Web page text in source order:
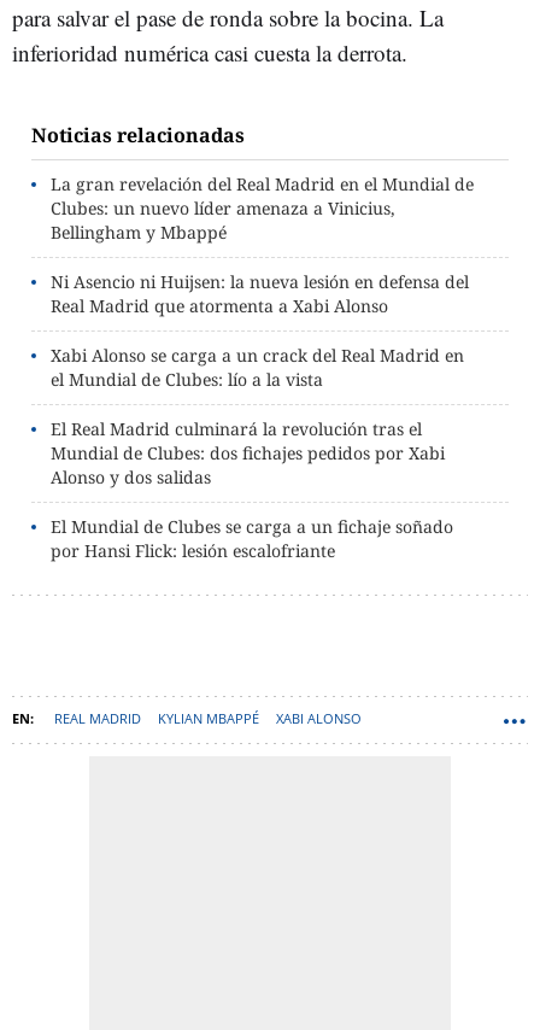
para salvar el pase de ronda sobre la bocina. La
inferioridad numérica casi cuesta la derrota.
Noticias relacionadas
La gran revelación del Real Madrid en el Mundial de
Clubes: un nuevo líder amenaza a Vinicius,
Bellingham y Mbappé
Ni Asencio ni Huijsen: la nueva lesión en defensa del
Real Madrid que atormenta a Xabi Alonso
Xabi Alonso se carga a un crack del Real Madrid en
el Mundial de Clubes: lío a la vista
El Real Madrid culminará la revolución tras el
Mundial de Clubes: dos fichajes pedidos por Xabi
Alonso y dos salidas
El Mundial de Clubes se carga a un fichaje soñado
por Hansi Flick: lesión escalofriante
REAL MADRID KYLIAN MBAPPÉ XABI ALONSO